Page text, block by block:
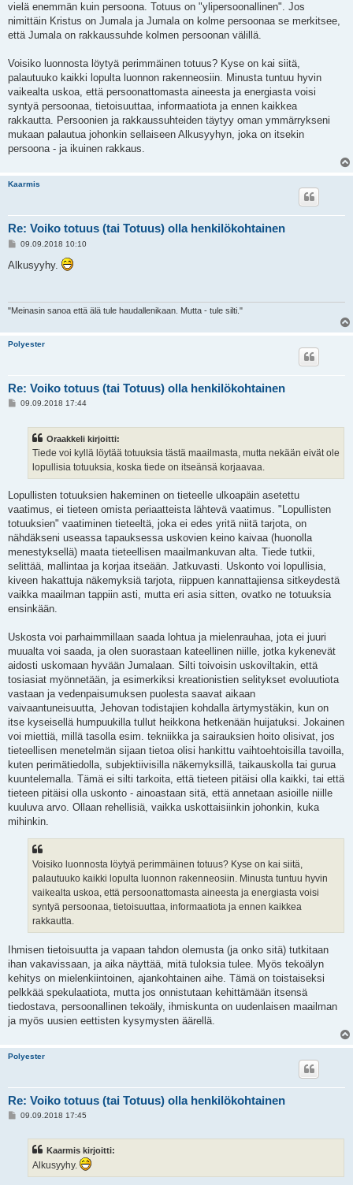
vielä enemmän kuin persoona. Totuus on "ylipersoonallinen". Jos
nimittäin Kristus on Jumala ja Jumala on kolme persoonaa se merkitsee,
että Jumala on rakkaussuhde kolmen persoonan välillä.
Voisiko luonnosta löytyä perimmäinen totuus? Kyse on kai siitä,
palautuuko kaikki lopulta luonnon rakenneosiin. Minusta tuntuu hyvin
vaikealta uskoa, että persoonattomasta aineesta ja energiasta voisi
syntyä persoonaa, tietoisuuttaa, informaatiota ja ennen kaikkea
rakkautta. Persoonien ja rakkaussuhteiden täytyy oman ymmärrykseni
mukaan palautua johonkin sellaiseen Alkusyyhyn, joka on itsekin
persoona - ja ikuinen rakkaus.
Kaarmis
Re: Voiko totuus (tai Totuus) olla henkilökohtainen
V
e
s
09.09.2018 10:10
Alkusyyhy.
"Meinasin sanoa että älä tule haudallenikaan. Mutta - tule silti."
Polyester
Re: Voiko totuus (tai Totuus) olla henkilökohtainen
V09.09.2018 17:44
Oraakkeli kirjoitti:
Tiede voi kyllä löytää totuuksia tästä maailmasta, mutta nekään eivät ole
lopullisia totuuksia, koska tiede on itseänsä korjaavaa.
Lopullisten totuuksien hakeminen on tieteelle ulkoapäin asetettu
vaatimus, ei tieteen omista periaatteista lähtevä vaatimus. "Lopullisten
totuuksien" vaatiminen tieteeltä, joka ei edes yritä niitä tarjota, on
nähdäkseni useassa tapauksessa uskovien keino kaivaa (huonolla
menestyksellä) maata tieteellisen maailmankuvan alta. Tiede tutkii,
selittää, mallintaa ja korjaa itseään. Jatkuvasti. Uskonto voi lopullisia,
kiveen hakattuja näkemyksiä tarjota, riippuen kannattajiensa sitkeydestä
vaikka maailman tappiin asti, mutta eri asia sitten, ovatko ne totuuksia
ensinkään.
Uskosta voi parhaimmillaan saada lohtua ja mielenrauhaa, jota ei juuri
muualta voi saada, ja olen suorastaan kateellinen niille, jotka kykenevät
aidosti uskomaan hyvään Jumalaan. Silti toivoisin uskoviltakin, että
tosiasiat myönnetään, ja esimerkiksi kreationistien selitykset evoluutiota
vastaan ja vedenpaisumuksen puolesta saavat aikaan
vaivaantuneisuutta, Jehovan todistajien kohdalla ärtymystäkin, kun on
itse kyseisellä humpuukilla tullut heikkona hetkenään huijatuksi. Jokainen
voi miettiä, millä tasolla esim. tekniikka ja sairauksien hoito olisivat, jos
tieteellisen menetelmän sijaan tietoa olisi hankittu vaihtoehtoisilla tavoilla,
kuten perimätiedolla, subjektiivisilla näkemyksillä, taikauskolla tai gurua
kuuntelemalla. Tämä ei silti tarkoita, että tieteen pitäisi olla kaikki, tai että
tieteen pitäisi olla uskonto - ainoastaan sitä, että annetaan asioille niille
kuuluva arvo. Ollaan rehellisiä, vaikka uskottaisiinkin johonkin, kuka
mihinkin.
Voisiko luonnosta löytyä perimmäinen totuus? Kyse on kai siitä,
palautuuko kaikki lopulta luonnon rakenneosiin. Minusta tuntuu hyvin
vaikealta uskoa, että persoonattomasta aineesta ja energiasta voisi
syntyä persoonaa, tietoisuuttaa, informaatiota ja ennen kaikkea
rakkautta.
Ihmisen tietoisuutta ja vapaan tahdon olemusta (ja onko sitä) tutkitaan
ihan vakavissaan, ja aika näyttää, mitä tuloksia tulee. Myös tekoälyn
kehitys on mielenkiintoinen, ajankohtainen aihe. Tämä on toistaiseksi
pelkkää spekulaatiota, mutta jos onnistutaan kehittämään itsensä
tiedostava, persoonallinen tekoäly, ihmiskunta on uudenlaisen maailman
ja myös uusien eettisten kysymysten äärellä.
Polyester
Re: Voiko totuus (tai Totuus) olla henkilökohtainen
V09.09.2018 17:45
Kaarmis kirjoitti:
Alkusyyhy.